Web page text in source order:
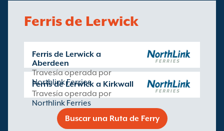
Ferris de Lerwick
Ferris de Lerwick a
Aberdeen
Travesía operada por
Northlink Ferries
Ferris de Lerwick a Kirkwall
Travesía operada por
Northlink Ferries
Buscar una Ruta de Ferry